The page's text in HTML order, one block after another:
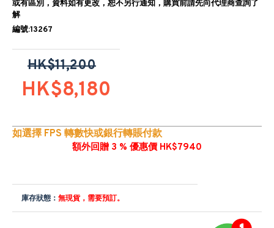
或有區別，資料如有更改，恕不另行通知，購買前請先向代理商查詢了
解
編號:13267
HK$8,180
HK$11,200
如選擇 FPS 轉數快或銀行轉賬付款
額外回贈 3 % 優惠價 HK$7940
庫存狀態： 無現貨，需要預訂。